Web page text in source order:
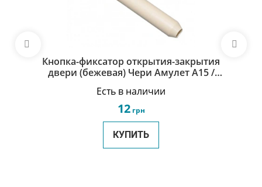
Кнопка-фиксатор открытия-закрытия
двери (бежевая) Чери Амулет А15 /
Есть в наличии
12грн
КУПИТЬ